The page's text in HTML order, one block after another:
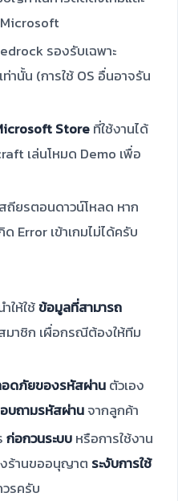
รองรับเฉพาะ
เท่านั้น (การใช้ OS อื่นอาจรัน
Store ที่ใช้งานได้
เล่นโหมด Demo เพื่อ
ถียรตอนดาวน์โหลด หาก
Error เข้าเกมไม่ได้ครับ
ให้ใช้ข้อมูลที่สามารถ
มาชิก เผื่อกรณีต้องให้ทีม
อดภัยของรหัสผ่านตัวเอง
บถามรหัสผ่านจากลูกค้า
ก่อกวนระบบ หรือการใช้งาน
งร้านขออนุญาต ระงับการใช้
รครับ